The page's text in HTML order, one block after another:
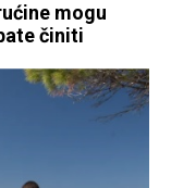
mogu
činiti